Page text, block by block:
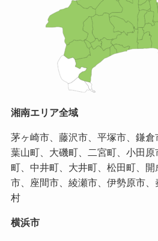
湘南エリア全域
茅ヶ崎市、藤沢市、平塚市、鎌倉
葉山町、大磯町、二宮町、小田
町、中井町、大井町、松田町、
市、座間市、綾瀬市、伊勢原市、
村
横浜市